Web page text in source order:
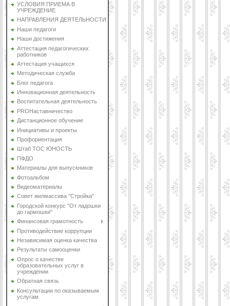
УСЛОВИЯ ПРИЕМА В
УЧРЕЖДЕНИЕ
НАПРАВЛЕНИЯ ДЕЯТЕЛЬНОСТИ
Наши педагоги
Наши достижения
Аттестация педагогических
работников
Аттестация учащихся
Методическая служба
Блог педагога
Инновационная деятельность
Воспитательная деятельность
PROНаставничество
Дистанционное обучение
Инициативы и проекты
Профориентация
Штаб ТОС ЮНОСТЬ
ПФДО
Материалы для выпускников
Фотоальбом
Видеоматериалы
Совет жилмассива "Стройка"
Городской конкурс "От ладошки
до гармошки"
Финансовая грамотность
Противодействие коррупции
Независимая оценка качества
Результаты самооценки
Опрос о качестве
образовательных услуг в
учреждении
Обратная связь
Консультации по оказываемым
услугам